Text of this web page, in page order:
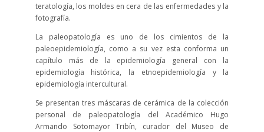
teratología, los moldes en cera de las enfermedades y la
fotografía.
La paleopatología es uno de los cimientos de la
paleoepidemiología, como a su vez esta conforma un
capítulo más de la epidemiología general con la
epidemiología histórica, la etnoepidemiología y la
epidemiología intercultural.
Se presentan tres máscaras de cerámica de la colección
personal de paleopatología del Académico Hugo
Armando Sotomayor Tribín, curador del Museo de